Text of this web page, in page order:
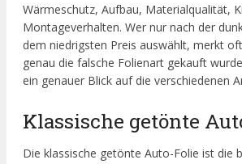
Wärmeschutz, Aufbau, Materialqualität,
Montageverhalten. Wer nur nach der
dem niedrigsten Preis auswählt, merkt
genau die falsche Folienart gekauft
ein genauer Blick auf die verschiedenen
Klassische getönte
Die klassische getönte Auto-Folie ist die